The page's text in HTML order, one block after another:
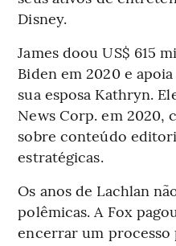
Disney.
James doou US$ 615
Biden em 2020 e
sua esposa Kathryn.
News Corp. em 2020,
sobre conteúdo
estratégicas.
Os anos de Lachlan
polêmicas. A Fox
encerrar um